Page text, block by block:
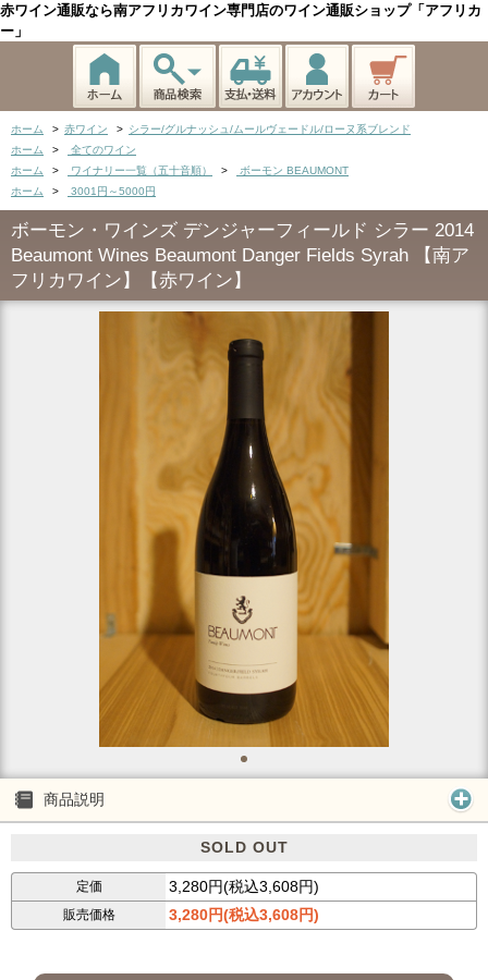
赤ワイン通販なら南アフリカワイン専門店のワイン通販ショップ「アフリカ
ー」
ホーム > 赤ワイン > シラー/グルナッシュ/ムールヴェードル/ローヌ系ブレンド
ホーム
>
全てのワイン
ホーム
> ワイナリー一覧（五十音順） >
ボーモン BEAUMONT
ホーム
> 3001円～5000円
ボーモン・ワインズ デンジャーフィールド シラー 2014
Beaumont Wines Beaumont Danger Fields Syrah 【南ア
フリカワイン】【赤ワイン】
商品説明
SOLD OUT
定価 3,280円(税込3,608円)
販売価格 3,280円(税込3,608円)